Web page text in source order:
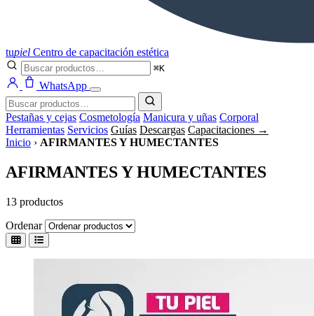
tupiel Centro de capacitación estética
⌘K
WhatsApp
Pestañas y cejas Cosmetología Manicura y uñas Corporal
Herramientas Servicios Guías Descargas Capacitaciones →
Inicio › AFIRMANTES Y HUMECTANTES
AFIRMANTES Y HUMECTANTES
13 productos
Ordenar